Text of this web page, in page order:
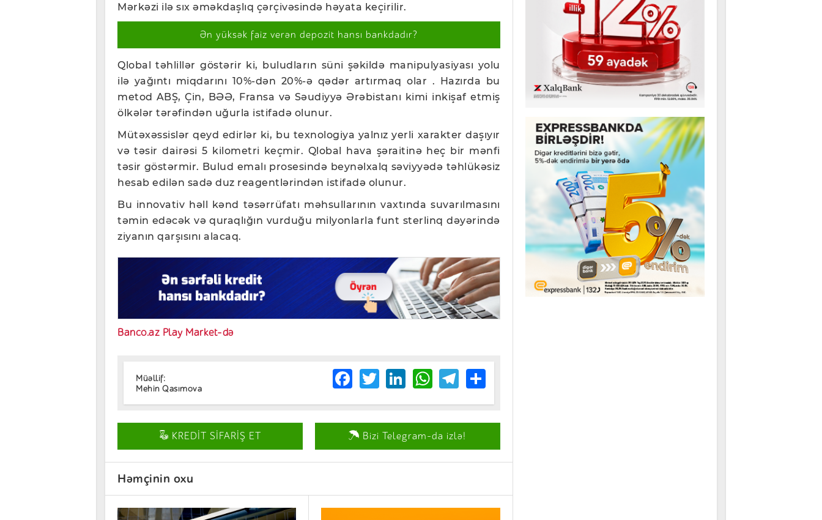
Mərkəzi ilə sıx əməkdaşlıq çərçivəsində həyata keçirilir.
Ən yüksək faiz verən depozit hansı bankdadır?
Qlobal təhlillər göstərir ki, buludların süni şəkildə manipulyasiyası yolu
ilə yağıntı miqdarını 10%-dən 20%-ə qədər artırmaq olar . Hazırda bu
metod ABŞ, Çin, BƏƏ, Fransa və Səudiyyə Ərəbistanı kimi inkişaf etmiş
ölkələr tərəfindən uğurla istifadə olunur.
Mütəxəssislər qeyd edirlər ki, bu texnologiya yalnız yerli xarakter daşıyır
və təsir dairəsi 5 kilometri keçmir. Qlobal hava şəraitinə heç bir mənfi
təsir göstərmir. Bulud emalı prosesində beynəlxalq səviyyədə təhlükəsiz
hesab edilən sadə duz reagentlərindən istifadə olunur.
Bu innovativ həll kənd təsərrüfatı məhsullarının vaxtında suvarılmasını
təmin edəcək və quraqlığın vurduğu milyonlarla funt sterlinq dəyərində
ziyanın qarşısını alacaq.
Banco.az Play Market-də
Müəllif:
Mehin Qasımova
Facebook
TwitterLinkedIn
WhatsApp
Telegram
Share
KREDİT SİFARİŞ ET Bizi Telegram-da izlə!
Həmçinin oxu